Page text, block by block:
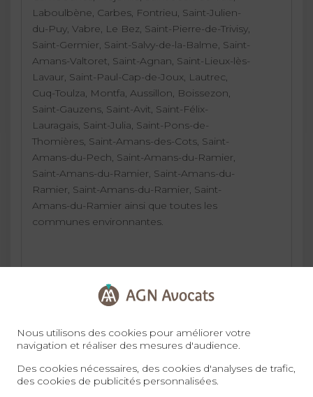
Laboulbène, Carbes, Fontrieu, Saint-Julien-
du-Puy, Vabre, Le Bez, Saint-Pierre-de-Trivisy,
Saint-Germier, Saint-Salvy-de-la-Balme, Saint-
Amans-Valtoret, Saint-Agnan, Saint-Lieux-lès-
Lavaur, Saint-Paul-Cap-de-Joux, Lautrec,
Cuq-Toulza, Montfa, Aussillon, Boissezon,
Saint-Gauzens, Saint-Avit, Saint-Félix-
Lauragais, Saint-Julia, Saint-Pons-de-
Thomières, Saint-Amans-des-Cots, Saint-
Amans-du-Pech, Saint-Amans-du-Ramier,
Saint-Amans-du-Ramier, Saint-Amans-du-
Ramier, Saint-Amans-du-Ramier, Saint-
Amans-du-Ramier ainsi que toutes les
communes environnantes.
09 72 34 24 72
Prendre RDV
Nous utilisons des cookies pour améliorer votre
navigation et réaliser des mesures d'audience.
Des cookies nécessaires, des cookies d'analyses de trafic,
des cookies de publicités personnalisées.